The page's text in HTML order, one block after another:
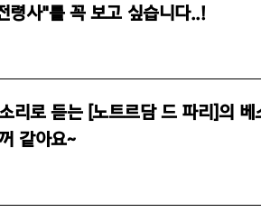
령사"를 꼭 보고 싶습니다..!
리로 듣는 [노트르담 드 파리]의
같아요~